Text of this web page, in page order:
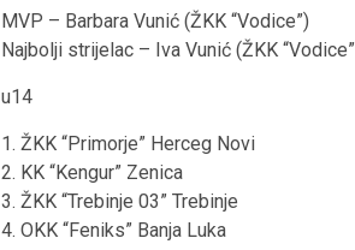
MVP – Barbara Vunić (ŽKK “Vodice”)
Najbolji strijelac – Iva Vunić (ŽKK “Vodice”
u14
1. ŽKK “Primorje” Herceg Novi
2. KK “Kengur” Zenica
3. ŽKK “Trebinje 03” Trebinje
4. OKK “Feniks” Banja Luka